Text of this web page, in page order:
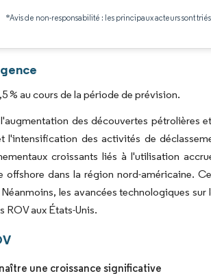
*Avis de non-responsabilité : les principaux acteurs sont
% au cours de la période de prévision.
des découvertes pétrolières
des activités de
croissants liés à l'utilisation
dans la région nord-américaine.
les avancées technologiques sur
aux États-Unis.
une croissance significative